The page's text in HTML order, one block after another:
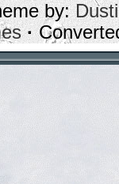
by:
·